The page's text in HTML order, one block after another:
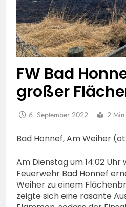
FW Bad
großer
6. September 2022 2 Min
Bad Honnef, Am Weiher
Am Dienstag um 14:02 Uhr
Feuerwehr Bad Honnef
Weiher zu einem
zeigte sich eine rasante